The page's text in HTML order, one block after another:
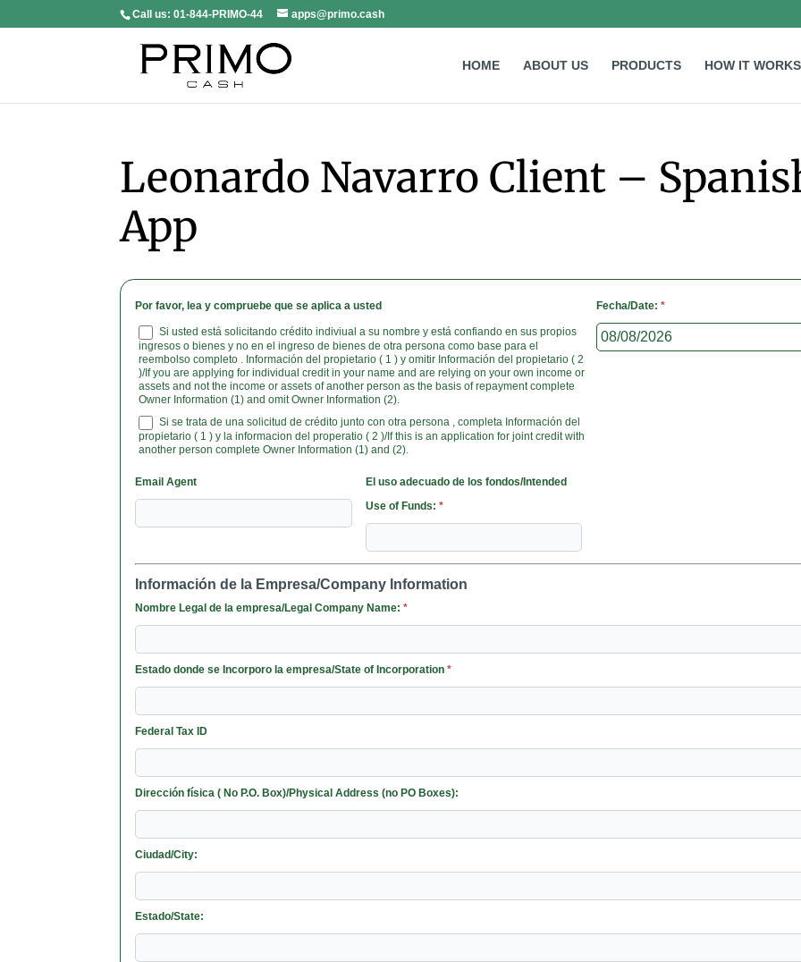
Call us:01-844-PRIMO-44 apps@primo.cash
HOME ABOUT US PRODUCTS HOW IT WORKS
Leonardo Navarro Client –
App
Por favor, lea y compruebe que se aplica a usted
Si usted está solicitando crédito indiviual a su nombre y está confiando en sus propios
ingresos o bienes y no en el ingreso de bienes de otra persona como base para el
reembolso completo . Información del propietario ( 1 ) y omitir Información del propietario ( 2
)/If you are applying for individual credit in your name and are relying on your own income or
assets and not the income or assets of another person as the basis of repayment complete
Owner Information (1) and omit Owner Information (2).
Si se trata de una solicitud de crédito junto con otra persona , completa Información del
propietario ( 1 ) y la informacion del properatio ( 2 )/If this is an application for joint credit with
another person complete Owner Information (1) and (2).
Fecha/Date: *
Email Agent
El uso adecuado de los fondos/Intended
Use of Funds: *
Información de la Empresa/Company Information
Nombre Legal de la empresa/Legal Company Name:*
Estado donde se Incorporo la empresa/State of Incorporation*
Federal Tax ID
Dirección física ( No P.O. Box)/Physical Address (no PO Boxes):
Ciudad/City:
Estado/State: